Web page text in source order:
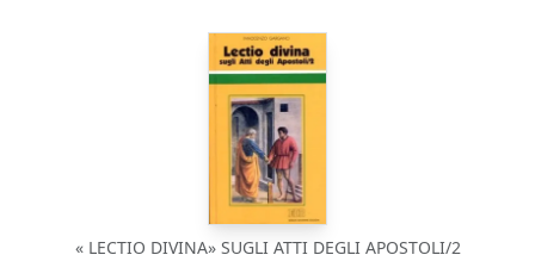
« LECTIO DIVINA» SUGLI ATTI DEGLI APOSTOLI/2